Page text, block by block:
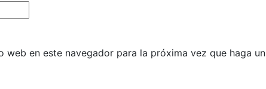
en este navegador para la próxima vez que haga un